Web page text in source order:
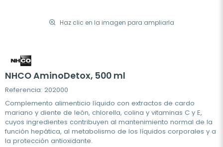
Haz clic en la imagen para ampliarla
NHCO AminoDetox, 500 ml
Referencia: 202000
Complemento alimenticio líquido con extractos de cardo
mariano y diente de león, chlorella, colina y vitaminas C y E,
cuyos ingredientes contribuyen al mantenimiento normal de la
función hepática, al metabolismo de los líquidos corporales y a
la protección antioxidante.